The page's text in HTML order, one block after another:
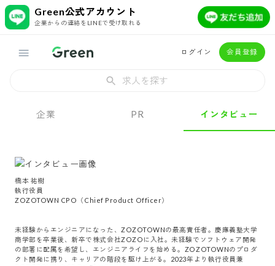
Green公式アカウント
企業からの連絡をLINEで受け取れる
ログイン 会員登録
求人を探す
企業 PR インタビュー
橋本 祐樹
執行役員
ZOZOTOWN CPO（Chief Product Officer）
未経験からエンジニアになった、ZOZOTOWNの最高責任者。慶應義塾大学
商学部を卒業後、新卒で株式会社ZOZOに入社。未経験でソフトウェア開発
の部署に配属を希望し、エンジニアライフを始める。ZOZOTOWNのプロダ
クト開発に携り、キャリアの階段を駆け上がる。2023年より執行役員兼